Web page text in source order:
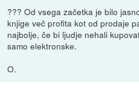
??? Od vsega začetka je bilo
knjige več profita kot od prodaje
najbolje, če bi ljudje nehali
samo elektronske.
O.